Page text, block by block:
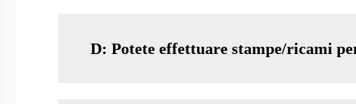
D: Potete effettuare stampe/ricami